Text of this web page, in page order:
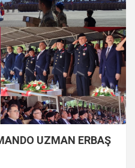
UZMAN ERBAŞ